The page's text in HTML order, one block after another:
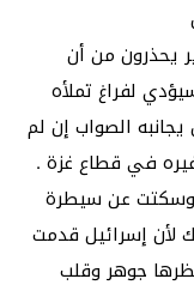
يحذرون من أن
لفراغ تملأه
الصواب إن لم
في قطاع غزة .
وسكتت عن سيطرة
لأن إسرائيل قدمت
جوهر وقلب